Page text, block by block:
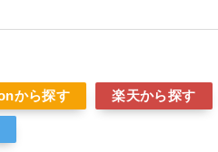
から探す 楽天から探す